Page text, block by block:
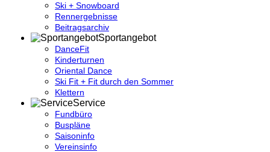
Ski + Snowboard
Rennergebnisse
Beitragsarchiv
Sportangebot
DanceFit
Kinderturnen
Oriental Dance
Ski Fit + Fit durch den Sommer
Klettern
Service
Fundbüro
Buspläne
Saisoninfo
Vereinsinfo